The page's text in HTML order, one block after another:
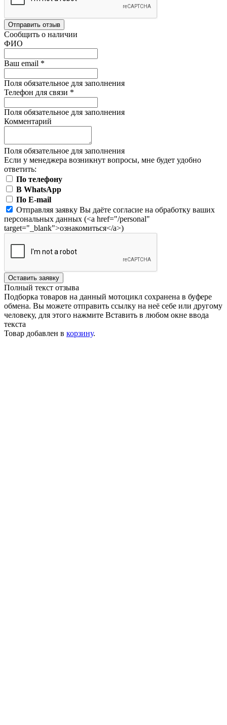
Отправить отзыв
Сообщить о наличии
ФИО
Ваш email *
Поля обязательное для заполнения
Телефон для связи *
Поля обязательное для заполнения
Комментарий
Поля обязательное для заполнения
Если у менеджера возникнут вопросы, мне будет удобно
ответить:
По телефону
В WhatsApp
По E-mail
Отправляя заявку Вы даёте согласие на обработку ваших
персональных данных (<a href="/personal"
target="_blank">ознакомиться</a>)
Оставить заявку
Полный текст отзыва
Подборка товаров на данный мотоцикл сохранена в буфере
обмена. Вы можете отправить ссылку на неё себе или другому
человеку, для этого нажмите Вставить в любом окне ввода
текста
Товар добавлен в корзину.